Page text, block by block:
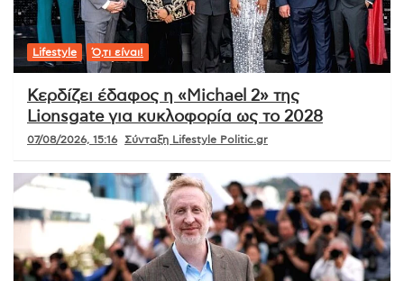
Lifestyle Ό,τι είναι!
Κερδίζει έδαφος η «Michael 2» της
Lionsgate για κυκλοφορία ως το 2028
07/08/2026, 15:16 Σύνταξη Lifestyle Politic.gr